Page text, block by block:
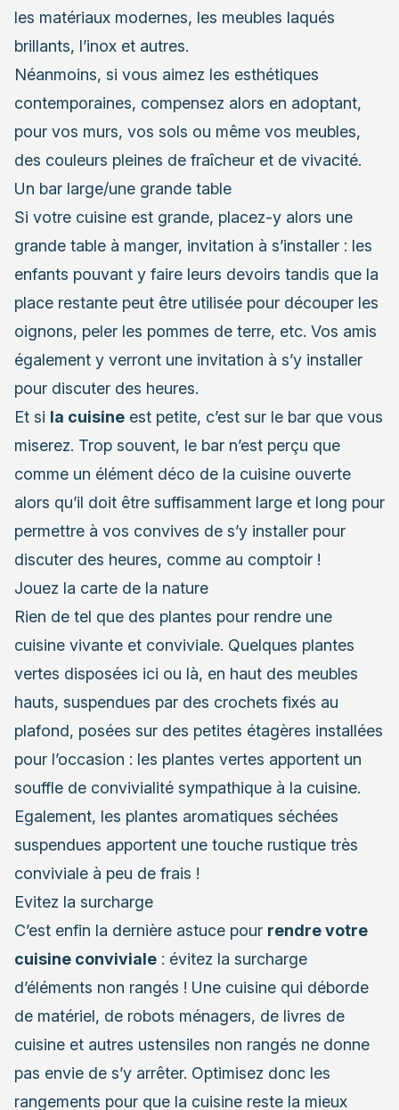
les matériaux modernes, les meubles laqués
brillants, l’inox et autres.
Néanmoins, si vous aimez les esthétiques
contemporaines, compensez alors en adoptant,
pour vos murs, vos sols ou même vos meubles,
des couleurs pleines de fraîcheur et de vivacité.
Un bar large/une grande table
Si votre cuisine est grande, placez-y alors une
grande table à manger, invitation à s’installer : les
enfants pouvant y faire leurs devoirs tandis que la
place restante peut être utilisée pour découper les
oignons, peler les pommes de terre, etc. Vos amis
également y verront une invitation à s’y installer
pour discuter des heures.
Et si la cuisine est petite, c’est sur le bar que vous
miserez. Trop souvent, le bar n’est perçu que
comme un élément déco de la cuisine ouverte
alors qu’il doit être suffisamment large et long pour
permettre à vos convives de s’y installer pour
discuter des heures, comme au comptoir !
Jouez la carte de la nature
Rien de tel que des plantes pour rendre une
cuisine vivante et conviviale. Quelques plantes
vertes disposées ici ou là, en haut des meubles
hauts, suspendues par des crochets fixés au
plafond, posées sur des petites étagères installées
pour l’occasion : les plantes vertes apportent un
souffle de convivialité sympathique à la cuisine.
Egalement, les plantes aromatiques séchées
suspendues apportent une touche rustique très
conviviale à peu de frais !
Evitez la surcharge
C’est enfin la dernière astuce pour rendre votre
cuisine conviviale : évitez la surcharge
d’éléments non rangés ! Une cuisine qui déborde
de matériel, de robots ménagers, de livres de
cuisine et autres ustensiles non rangés ne donne
pas envie de s’y arrêter. Optimisez donc les
rangements pour que la cuisine reste la mieux